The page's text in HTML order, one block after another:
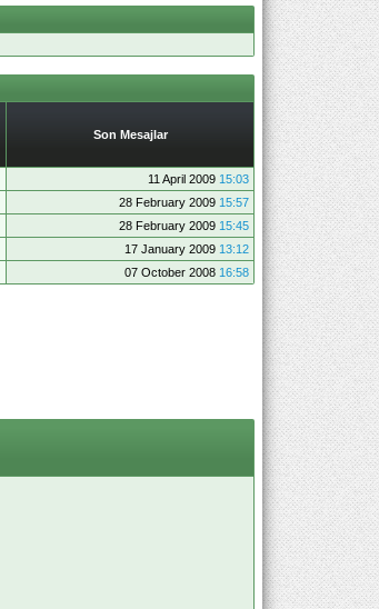
Son Mesajlar
11 April 2009 15:03
28 February 2009 15:57
28 February 2009 15:45
17 January 2009 13:12
07 October 2008 16:58